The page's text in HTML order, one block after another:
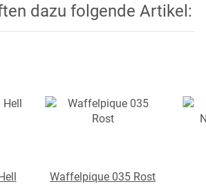
dazu folgende Artikel:
Waffelpique 035 Rost